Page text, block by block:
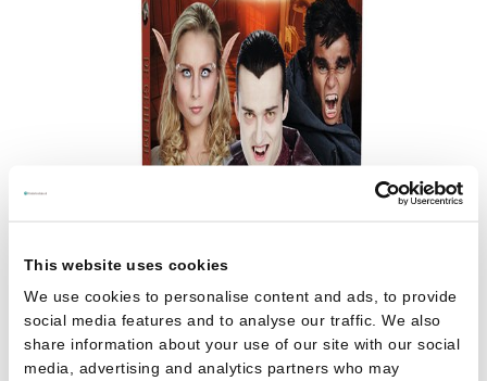
This website uses cookies
We use cookies to personalise content and ads, to provide
social media features and to analyse our traffic. We also
share information about your use of our site with our social
media, advertising and analytics partners who may